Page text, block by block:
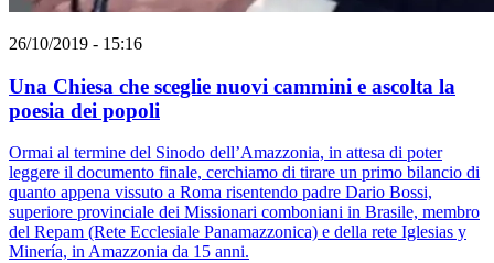
26/10/2019 - 15:16
Una Chiesa che sceglie nuovi cammini e ascolta la
poesia dei popoli
Ormai al termine del Sinodo dell’Amazzonia, in attesa di poter
leggere il documento finale, cerchiamo di tirare un primo bilancio di
quanto appena vissuto a Roma risentendo padre Dario Bossi,
superiore provinciale dei Missionari comboniani in Brasile, membro
del Repam (Rete Ecclesiale Panamazzonica) e della rete Iglesias y
Minería, in Amazzonia da 15 anni.